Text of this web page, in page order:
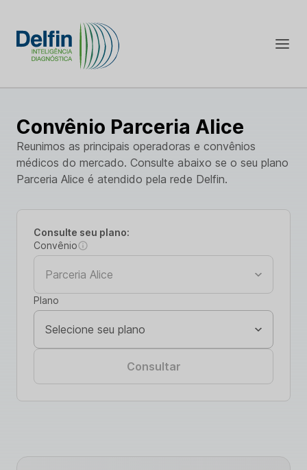
Convênio Parceria Alice
Reunimos as principais operadoras e convênios
médicos do mercado. Consulte abaixo se o seu plano
Parceria Alice é atendido pela rede Delfin.
Consulte seu plano:
Convênio
Plano
Consultar